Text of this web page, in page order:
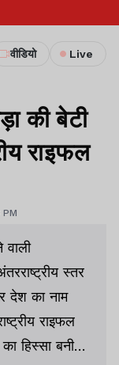
वीडियो Live
की बेटी
राइफल
स्तर
देश का नाम
राइफल
हिस्सा बनी